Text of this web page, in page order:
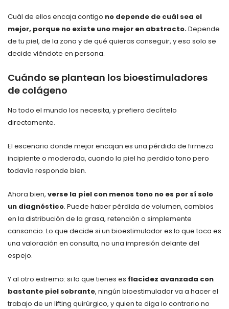
Cuál de ellos encaja contigo no depende de cuál sea el
mejor, porque no existe uno mejor en abstracto.Depende
de tu piel, de la zona y de qué quieras conseguir, y eso solo se
decide viéndote en persona.
Cuándo se plantean los bioestimuladores
de colágeno
No todo el mundo los necesita, y prefiero decírtelo
directamente.
El escenario donde mejor encajan es una pérdida de firmeza
incipiente o moderada, cuando la piel ha perdido tono pero
todavía responde bien.
Ahora bien, verse la piel con menos tono no es por sí solo
un diagnóstico. Puede haber pérdida de volumen, cambios
en la distribución de la grasa, retención o simplemente
cansancio. Lo que decide si un bioestimulador es lo que toca es
una valoración en consulta, no una impresión delante del
espejo.
Y al otro extremo: si lo que tienes es flacidez avanzada con
bastante piel sobrante, ningún bioestimulador va a hacer el
trabajo de un lifting quirúrgico, y quien te diga lo contrario no